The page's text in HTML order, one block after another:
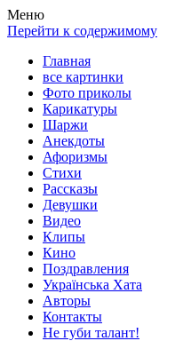
Весела хата — прикольные
клипы!
Покажем всем ваши фото
рассказы, видео и песни!
Меню
Перейти к содержимому
Главная
все картинки
Фото приколы
Карикатуры
Шаржи
Анекдоты
Афоризмы
Стихи
Рассказы
Девушки
Видео
Клипы
Кино
Поздравления
Українська Хата
Авторы
Контакты
Не губи талант!